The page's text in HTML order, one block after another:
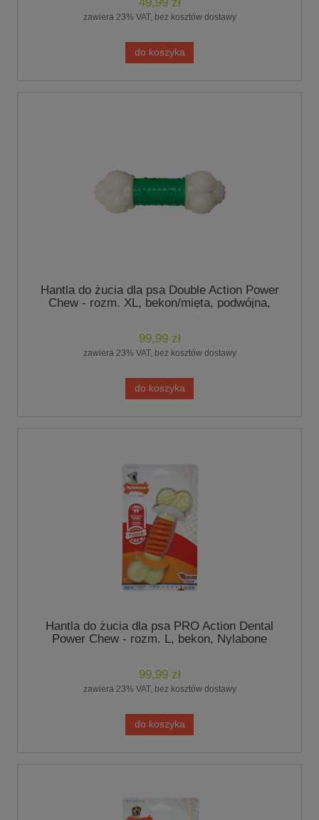
zawiera 23% VAT, bez kosztów dostawy
do koszyka
Hantla do żucia dla psa Double Action Power
Chew - rozm. XL, bekon/mięta, podwójna,
99,99 zł
zawiera 23% VAT, bez kosztów dostawy
do koszyka
Hantla do żucia dla psa PRO Action Dental
Power Chew - rozm. L, bekon, Nylabone
99,99 zł
zawiera 23% VAT, bez kosztów dostawy
do koszyka